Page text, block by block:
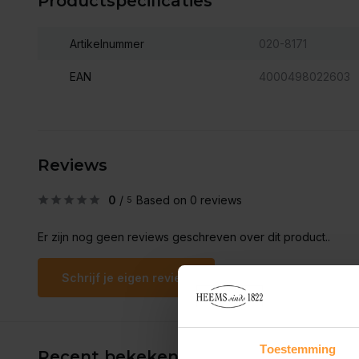
Toestemming
Artikelnummer 020-8171
EAN 4000498022603
Reviews
0 / 5 Based on 0 reviews
Er zijn nog geen reviews geschreven over dit product..
Schrijf je eigen review